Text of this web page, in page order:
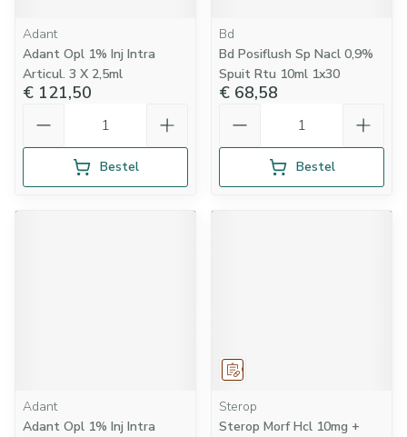
Adant
Adant Opl 1% Inj Intra
Articul. 3 X 2,5ml
€ 121,50
Bestel
Bd
Bd Posiflush Sp Nacl 0,9%
Spuit Rtu 10ml 1x30
€ 68,58
Bestel
Adant
Adant Opl 1% Inj Intra
Op voorschrift
Sterop
Sterop Morf Hcl 10mg +